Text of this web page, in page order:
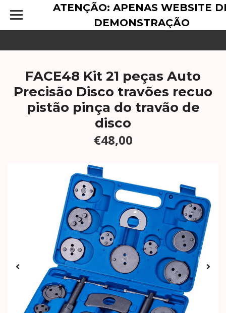
ATENÇÃO: APENAS WEBSITE
DEMONSTRAÇÃO
FACE48 Kit 21 peças Auto
Precisão Disco travões recuo
pistão pinça do travão de
disco
€48,00